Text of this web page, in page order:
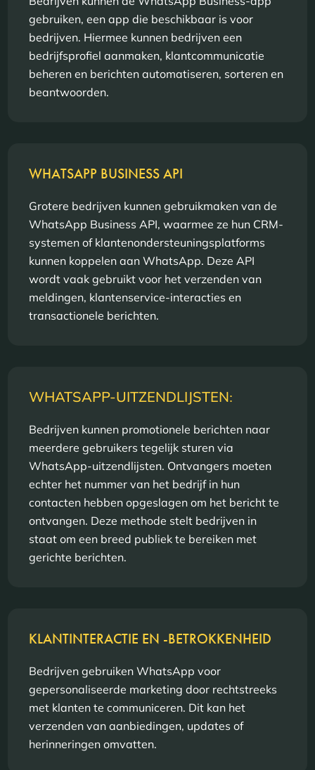
gebruiken, een app die beschikbaar is voor
bedrijven. Hiermee kunnen bedrijven een
bedrijfsprofiel aanmaken, klantcommunicatie
beheren en berichten automatiseren, sorteren en
beantwoorden.
WHATSAPP BUSINESS API
Grotere bedrijven kunnen gebruikmaken van de
WhatsApp Business API, waarmee ze hun CRM-
systemen of klantenondersteuningsplatforms
kunnen koppelen aan WhatsApp. Deze API
wordt vaak gebruikt voor het verzenden van
meldingen, klantenservice-interacties en
transactionele berichten.
WHATSAPP-UITZENDLIJSTEN:
Bedrijven kunnen promotionele berichten naar
meerdere gebruikers tegelijk sturen via
WhatsApp-uitzendlijsten. Ontvangers moeten
echter het nummer van het bedrijf in hun
contacten hebben opgeslagen om het bericht te
ontvangen. Deze methode stelt bedrijven in
staat om een breed publiek te bereiken met
gerichte berichten.
KLANTINTERACTIE EN -BETROKKENHEID
Bedrijven gebruiken WhatsApp voor
gepersonaliseerde marketing door rechtstreeks
met klanten te communiceren. Dit kan het
verzenden van aanbiedingen, updates of
herinneringen omvatten.